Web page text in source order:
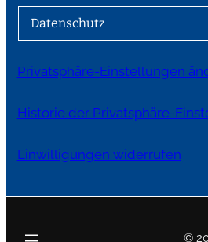
Datenschutz
Privatsphäre-Einstellungen
Historie der Privatsphäre-
Einwilligungen widerrufen
©